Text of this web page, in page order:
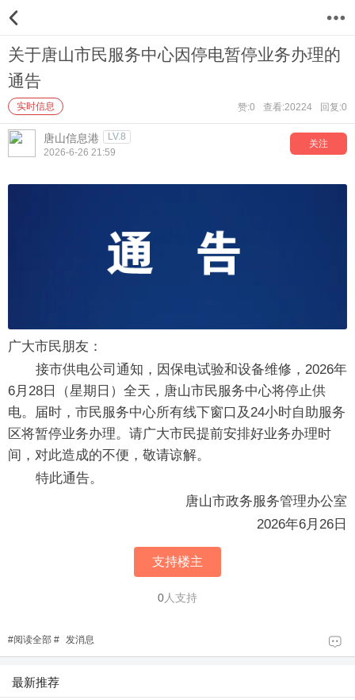
关于唐山市民服务中心因停电暂停业务办理的
通告
实时信息 赞:0 查看:20224 回复:0
唐山信息港 LV.8
关注
2026-6-26 21:59
广大市民朋友：
接市供电公司通知，因保电试验和设备维修，2026年
6月28日（星期日）全天，唐山市民服务中心将停止供
电。届时，市民服务中心所有线下窗口及24小时自助服务
区将暂停业务办理。请广大市民提前安排好业务办理时
间，对此造成的不便，敬请谅解。
特此通告。
唐山市政务服务管理办公室
2026年6月26日
支持楼主
0人支持
#阅读全部 # 发消息
最新推荐